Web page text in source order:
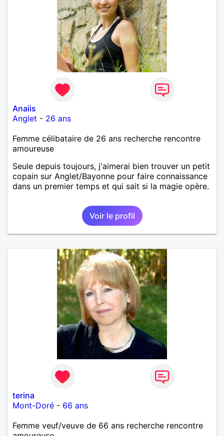
Anaiis
Anglet - 26 ans
Femme célibataire de 26 ans recherche rencontre
amoureuse
Seule depuis toujours, j'aimerai bien trouver un petit
copain sur Anglet/Bayonne pour faire connaissance
dans un premier temps et qui sait si la magie opère.
Voir le profil
terina
Mont-Doré - 66 ans
Femme veuf/veuve de 66 ans recherche rencontre